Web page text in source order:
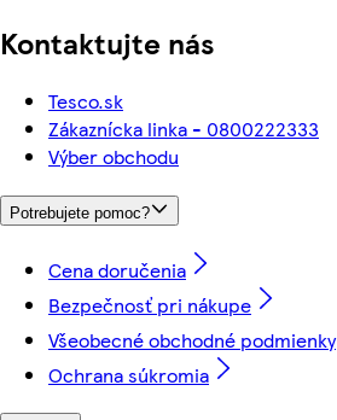
Kontaktujte nás
Tesco.sk
Zákaznícka linka - 0800222333
Výber obchodu
Potrebujete pomoc?
Cena doručenia
Bezpečnosť pri nákupe
Všeobecné obchodné podmienky
Ochrana súkromia